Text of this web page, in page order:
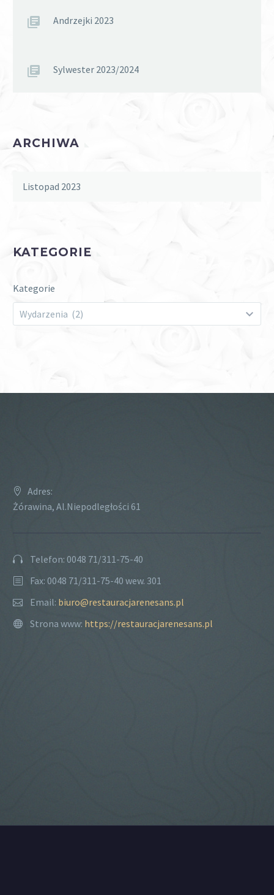
Andrzejki 2023
Sylwester 2023/2024
ARCHIWA
Listopad 2023
KATEGORIE
Kategorie
Wydarzenia (2)
Adres:
Żórawina, Al.Niepodległości 61
Telefon: 0048 71/311-75-40
Fax: 0048 71/311-75-40 wew. 301
Email: biuro@restauracjarenesans.pl
Strona www: https://restauracjarenesans.pl